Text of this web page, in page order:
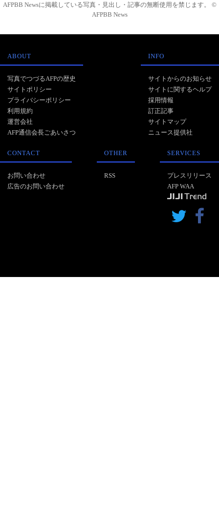
AFPBB Newsに掲載している写真・見出し・記事の無断使用を禁じます。 ©
AFPBB News
ABOUT
写真でつづるAFPの歴史
サイトポリシー
プライバシーポリシー
利用規約
運営会社
AFP通信会長ごあいさつ
INFO
サイトからのお知らせ
サイトに関するヘルプ
採用情報
訂正記事
サイトマップ
ニュース提供社
CONTACT
お問い合わせ
広告のお問い合わせ
OTHER
RSS
SERVICES
プレスリリース
AFP WAA